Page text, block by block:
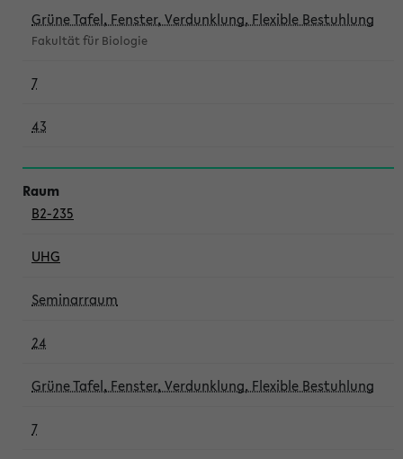
Grüne Tafel, Fenster, Verdunklung, Flexible Bestuhlung
Fakultät für Biologie
7
43
B2-235
UHG
Seminarraum
24
Grüne Tafel, Fenster, Verdunklung, Flexible Bestuhlung
7